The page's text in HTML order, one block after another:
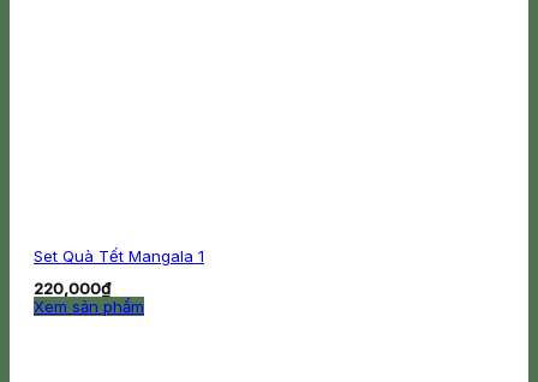
Set Quà Tết Mangala 1
220,000₫
Xem sản phẩm